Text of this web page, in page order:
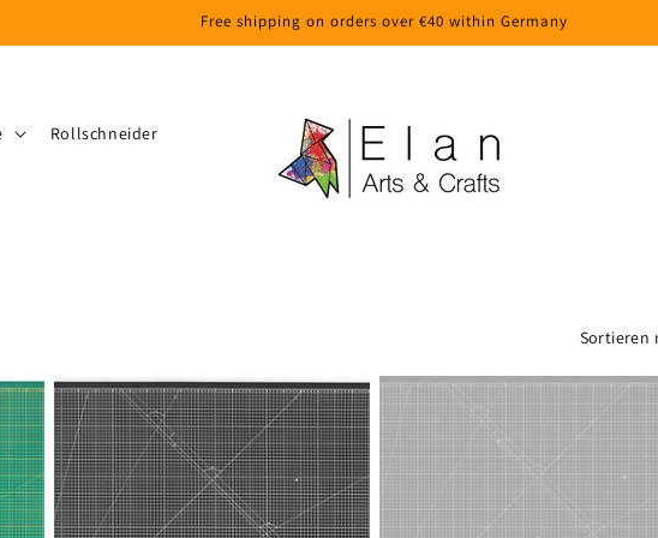
Free shipping on orders over €40 within Germany
Rollschneider
Sortieren